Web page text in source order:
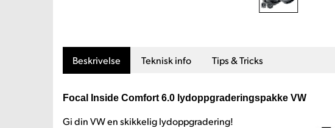
Beskrivelse Teknisk info Tips & Tricks
Focal Inside Comfort 6.0 lydoppgraderingspakke VW
Gi din VW en skikkelig lydoppgradering!